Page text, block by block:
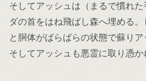
そしてアッシュは（まるで慣れ
ダの首をはね飛ばし森へ埋める
と胴体がばらばらの状態で蘇りア
そしてアッシュも悪霊に取り憑か